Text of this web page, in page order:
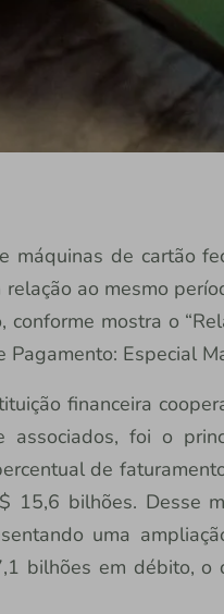
máquinas de cartão
ao mesmo
conforme mostra o
Pagamento: Especial
financeira
associados, foi o
de
15,6 bilhões. Desse
uma
bilhões em débito, o